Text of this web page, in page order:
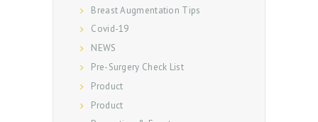
Breast Augmentation Tips
Covid-19
NEWS
Pre-Surgery Check List
Product
Product